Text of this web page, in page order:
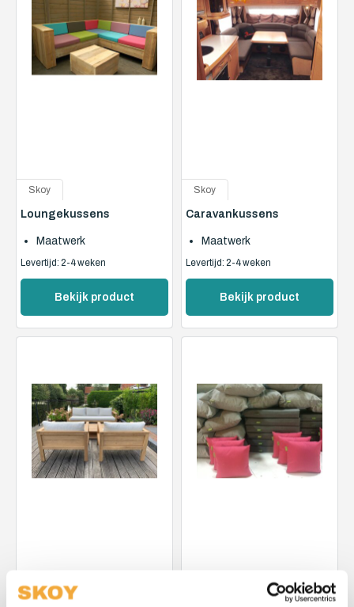
Skoy
Loungekussens
Maatwerk
Bekijk product
Levertijd: 2-4 weken
Skoy
Caravankussens
Maatwerk
Bekijk product
Levertijd: 2-4 weken
Skoy